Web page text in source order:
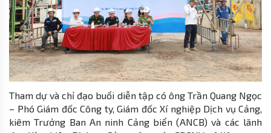
Tham dự và chỉ đạo buổi diễn tập có ông Trần Quang Ngọc
– Phó Giám đốc Công ty, Giám đốc Xí nghiệp Dịch vụ Cảng,
kiêm Trưởng Ban An ninh Cảng biển (ANCB) và các lãnh